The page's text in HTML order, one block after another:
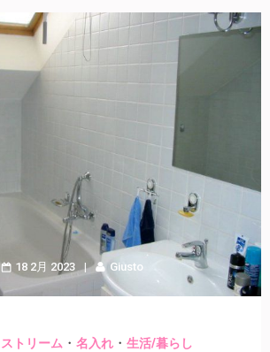
18 2月 2023 Giusto
トリーム・ 名入れ・ 生活/暮らし